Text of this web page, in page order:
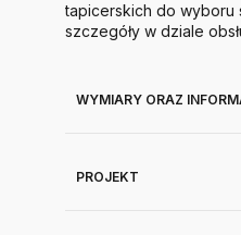
tapicerskich do wyboru
szczegóły w dziale
WYMIARY ORAZ
PROJEKT